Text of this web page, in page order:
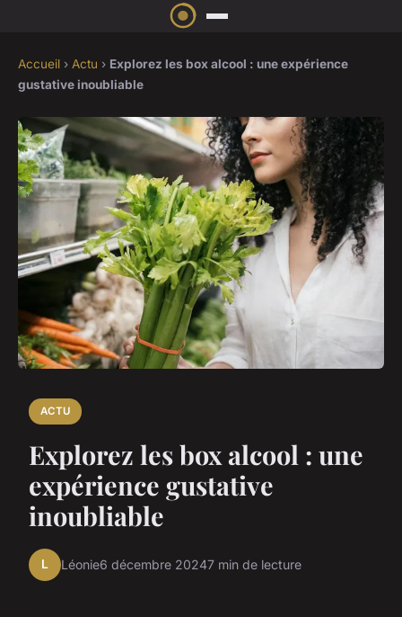
Accueil › Actu › Explorez les box alcool : une expérience
gustative inoubliable
ACTU
Explorez les box alcool : une
expérience gustative
inoubliable
L Léonie6 décembre 20247 min de lecture